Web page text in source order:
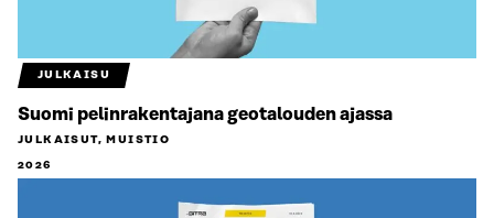
JULKAISU
Suomi pelinrakentajana geotalouden ajassa
JULKAISUT, MUISTIO
2026